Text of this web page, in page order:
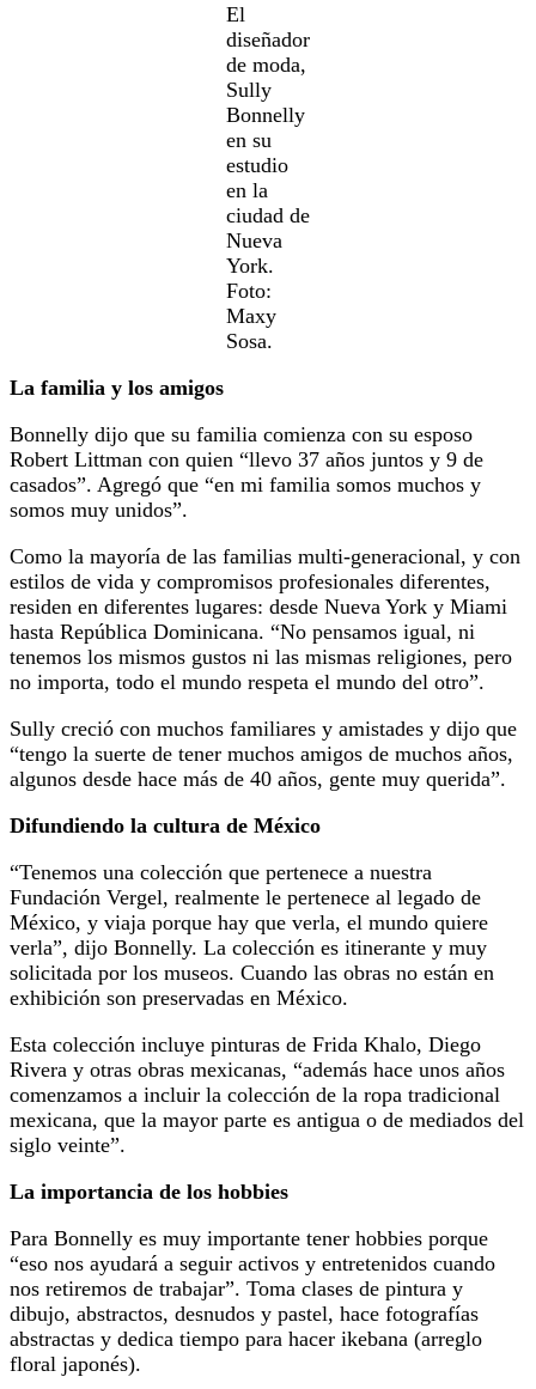
El
diseñador
de moda,
Sully
Bonnelly
en su
estudio
en la
ciudad de
Nueva
York.
Foto:
Maxy
Sosa.
La familia y los amigos
Bonnelly dijo que su familia comienza con su esposo
Robert Littman con quien “llevo 37 años juntos y 9 de
casados”. Agregó que “en mi familia somos muchos y
somos muy unidos”.
Como la mayoría de las familias multi-generacional, y con
estilos de vida y compromisos profesionales diferentes,
residen en diferentes lugares: desde Nueva York y Miami
hasta República Dominicana. “No pensamos igual, ni
tenemos los mismos gustos ni las mismas religiones, pero
no importa, todo el mundo respeta el mundo del otro”.
Sully creció con muchos familiares y amistades y dijo que
“tengo la suerte de tener muchos amigos de muchos años,
algunos desde hace más de 40 años, gente muy querida”.
Difundiendo la cultura de México
“Tenemos una colección que pertenece a nuestra
Fundación Vergel, realmente le pertenece al legado de
México, y viaja porque hay que verla, el mundo quiere
verla”, dijo Bonnelly. La colección es itinerante y muy
solicitada por los museos. Cuando las obras no están en
exhibición son preservadas en México.
Esta colección incluye pinturas de Frida Khalo, Diego
Rivera y otras obras mexicanas, “además hace unos años
comenzamos a incluir la colección de la ropa tradicional
mexicana, que la mayor parte es antigua o de mediados del
siglo veinte”.
La importancia de los hobbies
Para Bonnelly es muy importante tener hobbies porque
“eso nos ayudará a seguir activos y entretenidos cuando
nos retiremos de trabajar”. Toma clases de pintura y
dibujo, abstractos, desnudos y pastel, hace fotografías
abstractas y dedica tiempo para hacer ikebana (arreglo
floral japonés).